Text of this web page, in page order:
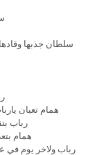
سلطان جذبها
همام تعبان
رباب
همام
رباب ولاخر يوم في